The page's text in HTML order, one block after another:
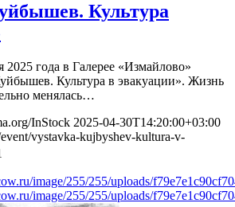
Культура
2025 года в Галерее «Измайлово»
Культура в эвакуации». Жизнь
менялась…
InStock 2025-04-30T14:20:00+03:00
vystavka-kujbyshev-kultura-v-
image/255/255/uploads/
image/255/255/uploads/